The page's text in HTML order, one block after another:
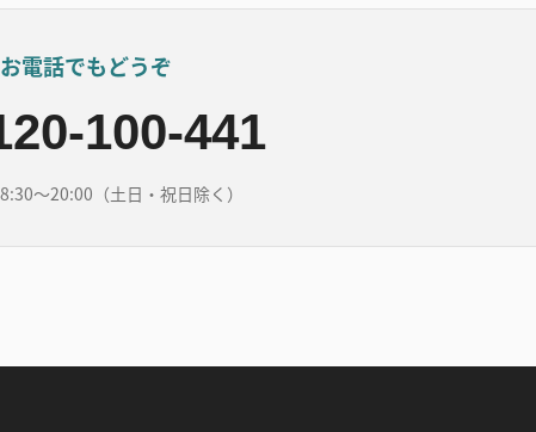
お電話でもどうぞ
100-441
～20:00（土日・祝日除く）